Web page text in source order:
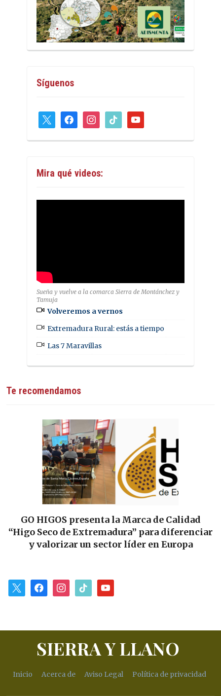
Síguenos
facebookinstagram
tiktok youtube
Mira qué videos:
Sueña y vuelve a la comarca Sierra de Montánchez y
Tamuja
Volveremos a vernos
Extremadura Rural: estás a tiempo
Las 7 Maravillas
Te recomendamos
de Calidad
para diferenciar
en Europa
Las Tierras de Cáceres y
alianza gastronómica: se
para impulsar «Sabores y
facebookinstagram
tiktok youtube
SIERRA Y LLANO
Inicio Acerca de Aviso Legal Política de privacidad